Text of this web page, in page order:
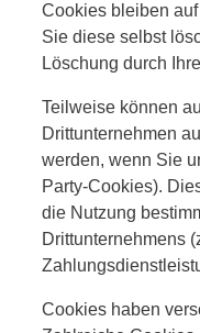
Cookies bleiben
Sie diese selbst
Löschung durch
Teilweise können
Drittunternehmen
werden, wenn Sie
Party-Cookies).
die Nutzung
Drittunternehmens
Cookies haben